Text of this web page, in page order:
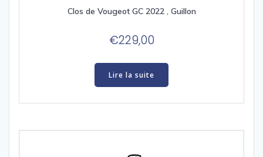
Clos de Vougeot GC 2022 , Guillon
€229,00
Lire la suite